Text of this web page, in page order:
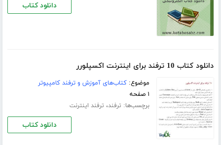
دانلود کتاب
دانلود کتاب 10 ترفند برای اینترنت اکسپلورر
موضوع:کتاب‌های آموزش و ترفند کامپیوتر
۱ صفحه
برچسب‌ها: ترفند، ترفند اینترنت
دانلود کتاب